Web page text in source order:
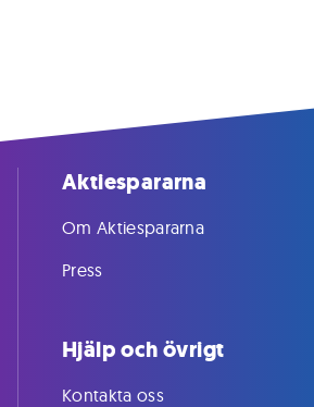
Aktiespararna
Om Aktiespararna
Press
Hjälp och övrigt
Kontakta oss